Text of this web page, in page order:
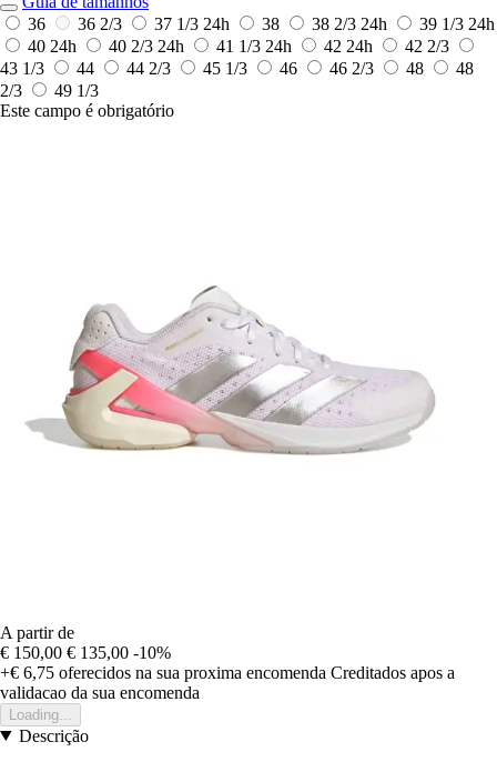
36
36 2/3 37 1/3 24h 38 38 2/3 24h 39 1/3 24h
40 24h 40 2/3 24h 41 1/3 24h 42 24h
42 2/3
43 1/3
44 44 2/3 45 1/3 46 46 2/3 48
48
2/3
49 1/3
Este campo é obrigatório
A partir de
€ 150,00 € 135,00 -10%
+€ 6,75 oferecidos na sua proxima encomenda Creditados apos a
validacao da sua encomenda
Loading...
Descrição